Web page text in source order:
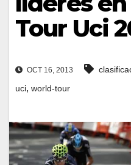
Tour Uci
OCT 16, 2013
uci, world-tour